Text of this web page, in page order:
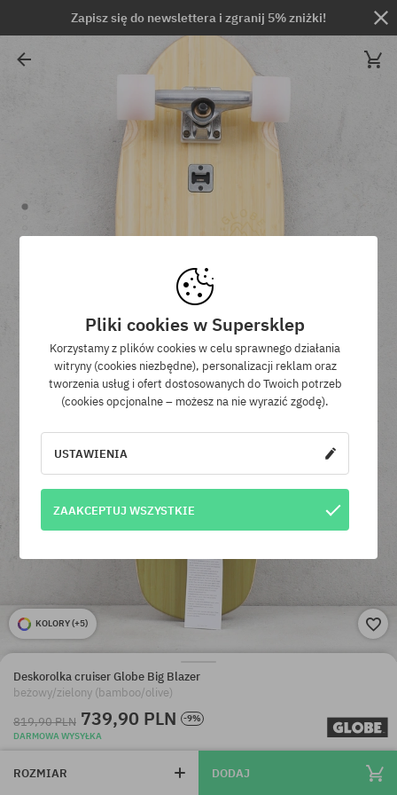
Zapisz się do newslettera i zgranij 5% zniżki!
KOLORY (+5)
Deskorolka cruiser Globe Big Blazer
beżowy/zielony (bamboo/olive)
819,90 PLN 739,90 PLN
-9%
DARMOWA WYSYŁKA
ROZMIAR DODAJ
Pliki cookies w Supersklep
Korzystamy z plików cookies w celu sprawnego działania
witryny (cookies niezbędne), personalizacji reklam oraz
tworzenia usług i ofert dostosowanych do Twoich potrzeb
(cookies opcjonalne – możesz na nie wyrazić zgodę).
USTAWIENIA
ZAAKCEPTUJ WSZYSTKIE